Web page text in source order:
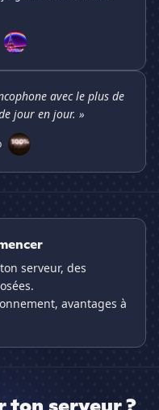
avec le plus de
jour en jour. »
serveur, des
avantages à